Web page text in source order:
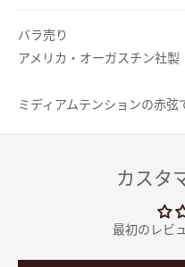
バラ売り
アメリカ・オーガスチン社製
ミディアムテンションの赤弦
カスタ
最初のレビ